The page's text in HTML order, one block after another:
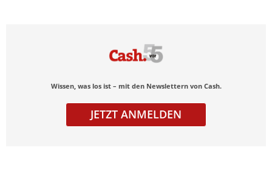
Wissen, was los ist – mit den Newslettern von Cash.
JETZT ANMELDEN